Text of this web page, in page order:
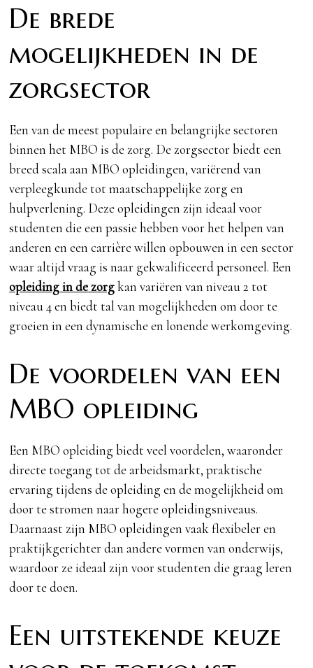
De brede
mogelijkheden in de
zorgsector
Een van de meest populaire en belangrijke sectoren
binnen het MBO is de zorg. De zorgsector biedt een
breed scala aan MBO opleidingen, variërend van
verpleegkunde tot maatschappelijke zorg en
hulpverlening. Deze opleidingen zijn ideaal voor
studenten die een passie hebben voor het helpen van
anderen en een carrière willen opbouwen in een sector
waar altijd vraag is naar gekwalificeerd personeel. Een
opleiding in de zorgkan variëren van niveau 2 tot
niveau 4 en biedt tal van mogelijkheden om door te
groeien in een dynamische en lonende werkomgeving.
De voordelen van een
MBO opleiding
Een MBO opleiding biedt veel voordelen, waaronder
directe toegang tot de arbeidsmarkt, praktische
ervaring tijdens de opleiding en de mogelijkheid om
door te stromen naar hogere opleidingsniveaus.
Daarnaast zijn MBO opleidingen vaak flexibeler en
praktijkgerichter dan andere vormen van onderwijs,
waardoor ze ideaal zijn voor studenten die graag leren
door te doen.
Een uitstekende keuze